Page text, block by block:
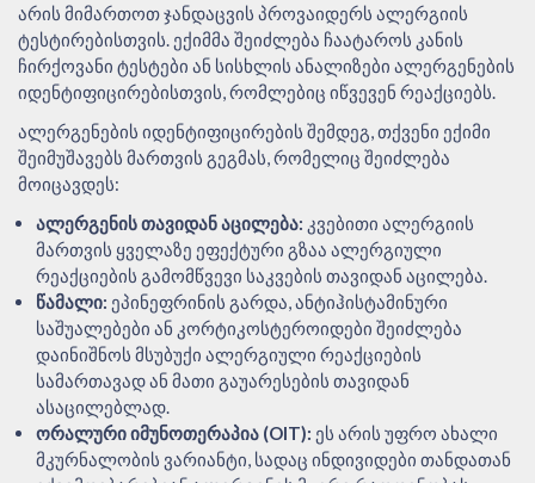
არის მიმართოთ ჯანდაცვის პროვაიდერს ალერგიის
ტესტირებისთვის. ექიმმა შეიძლება ჩაატაროს კანის
ჩირქოვანი ტესტები ან სისხლის ანალიზები ალერგენების
იდენტიფიცირებისთვის, რომლებიც იწვევენ რეაქციებს.
ალერგენების იდენტიფიცირების შემდეგ, თქვენი ექიმი
შეიმუშავებს მართვის გეგმას, რომელიც შეიძლება
მოიცავდეს:
ალერგენის თავიდან აცილება: კვებითი ალერგიის
მართვის ყველაზე ეფექტური გზაა ალერგიული
რეაქციების გამომწვევი საკვების თავიდან აცილება.
წამალი: ეპინეფრინის გარდა, ანტიჰისტამინური
საშუალებები ან კორტიკოსტეროიდები შეიძლება
დაინიშნოს მსუბუქი ალერგიული რეაქციების
სამართავად ან მათი გაუარესების თავიდან
ასაცილებლად.
ორალური იმუნოთერაპია (OIT): ეს არის უფრო ახალი
მკურნალობის ვარიანტი, სადაც ინდივიდები თანდათან